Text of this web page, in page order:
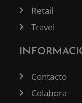
Retail
Travel
Contacto
Colabora